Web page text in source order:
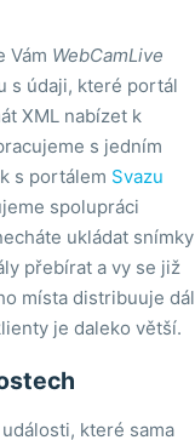
Vám WebCamLive
s údaji, které portál
XML nabízet k
s jedním
s portálem Svazu
spolupráci
ukládat snímky
přebírat a vy se již
místa distribuuje dál
je daleko větší.
které sama